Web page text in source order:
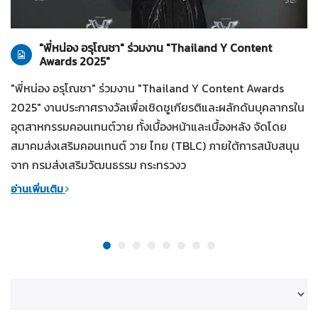
28-07-2569
"พี่หน่อง อรุโณชา" ร่วมงาน "Thailand Y Content
Awards 2025"
"พี่หน่อง อรุโณชา" ร่วมงาน "Thailand Y Content Awards
2025" งานประกาศรางวัลเพื่อเชิดชูเกียรติและผลักดันบุคลากรใน
อุตสาหกรรมคอนเทนต์วาย ทั้งเบื้องหน้าและเบื้องหลัง จัดโดย
สมาคมส่งเสริมคอนเทนต์ วาย ไทย (TBLC) ภายใต้การสนับสนุน
จาก กรมส่งเสริมวัฒนธรรม กระทรวงว
อ่านเพิ่มเติม